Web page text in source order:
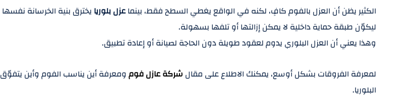
الكثير يظن أن العزل بالفوم كافٍ، لكنه في الواقع يغطي السطح فقط، بينماعزل بلوريا يخترق بنية الخرسانة نفسها
ليكوّن طبقة حماية داخلية لا يمكن إزالتها أو تلفها بسهولة.
وهذا يعني أن العزل البلوري يدوم لعقود طويلة دون الحاجة لصيانة أو إعادة تطبيق.
لمعرفة الفروقات بشكل أوسع، يمكنك الاطلاع على مقال شركة عازل فوم ومعرفة أين يناسب الفوم وأين يتفوّق
البلوريا.